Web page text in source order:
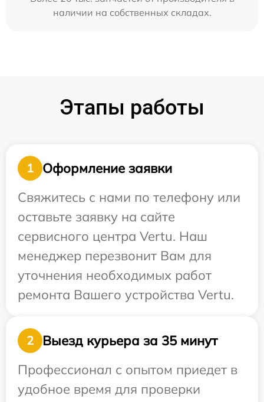
наличии на собственных складах.
Этапы работы
1
Оформление заявки
Свяжитесь с нами по телефону или
оставьте заявку на сайте
сервисного центра Vertu. Наш
менеджер перезвонит Вам для
уточнения необходимых работ
ремонта Вашего устройства Vertu.
2
Выезд курьера за 35 минут
Профессионал с опытом приедет в
удобное время для проверки